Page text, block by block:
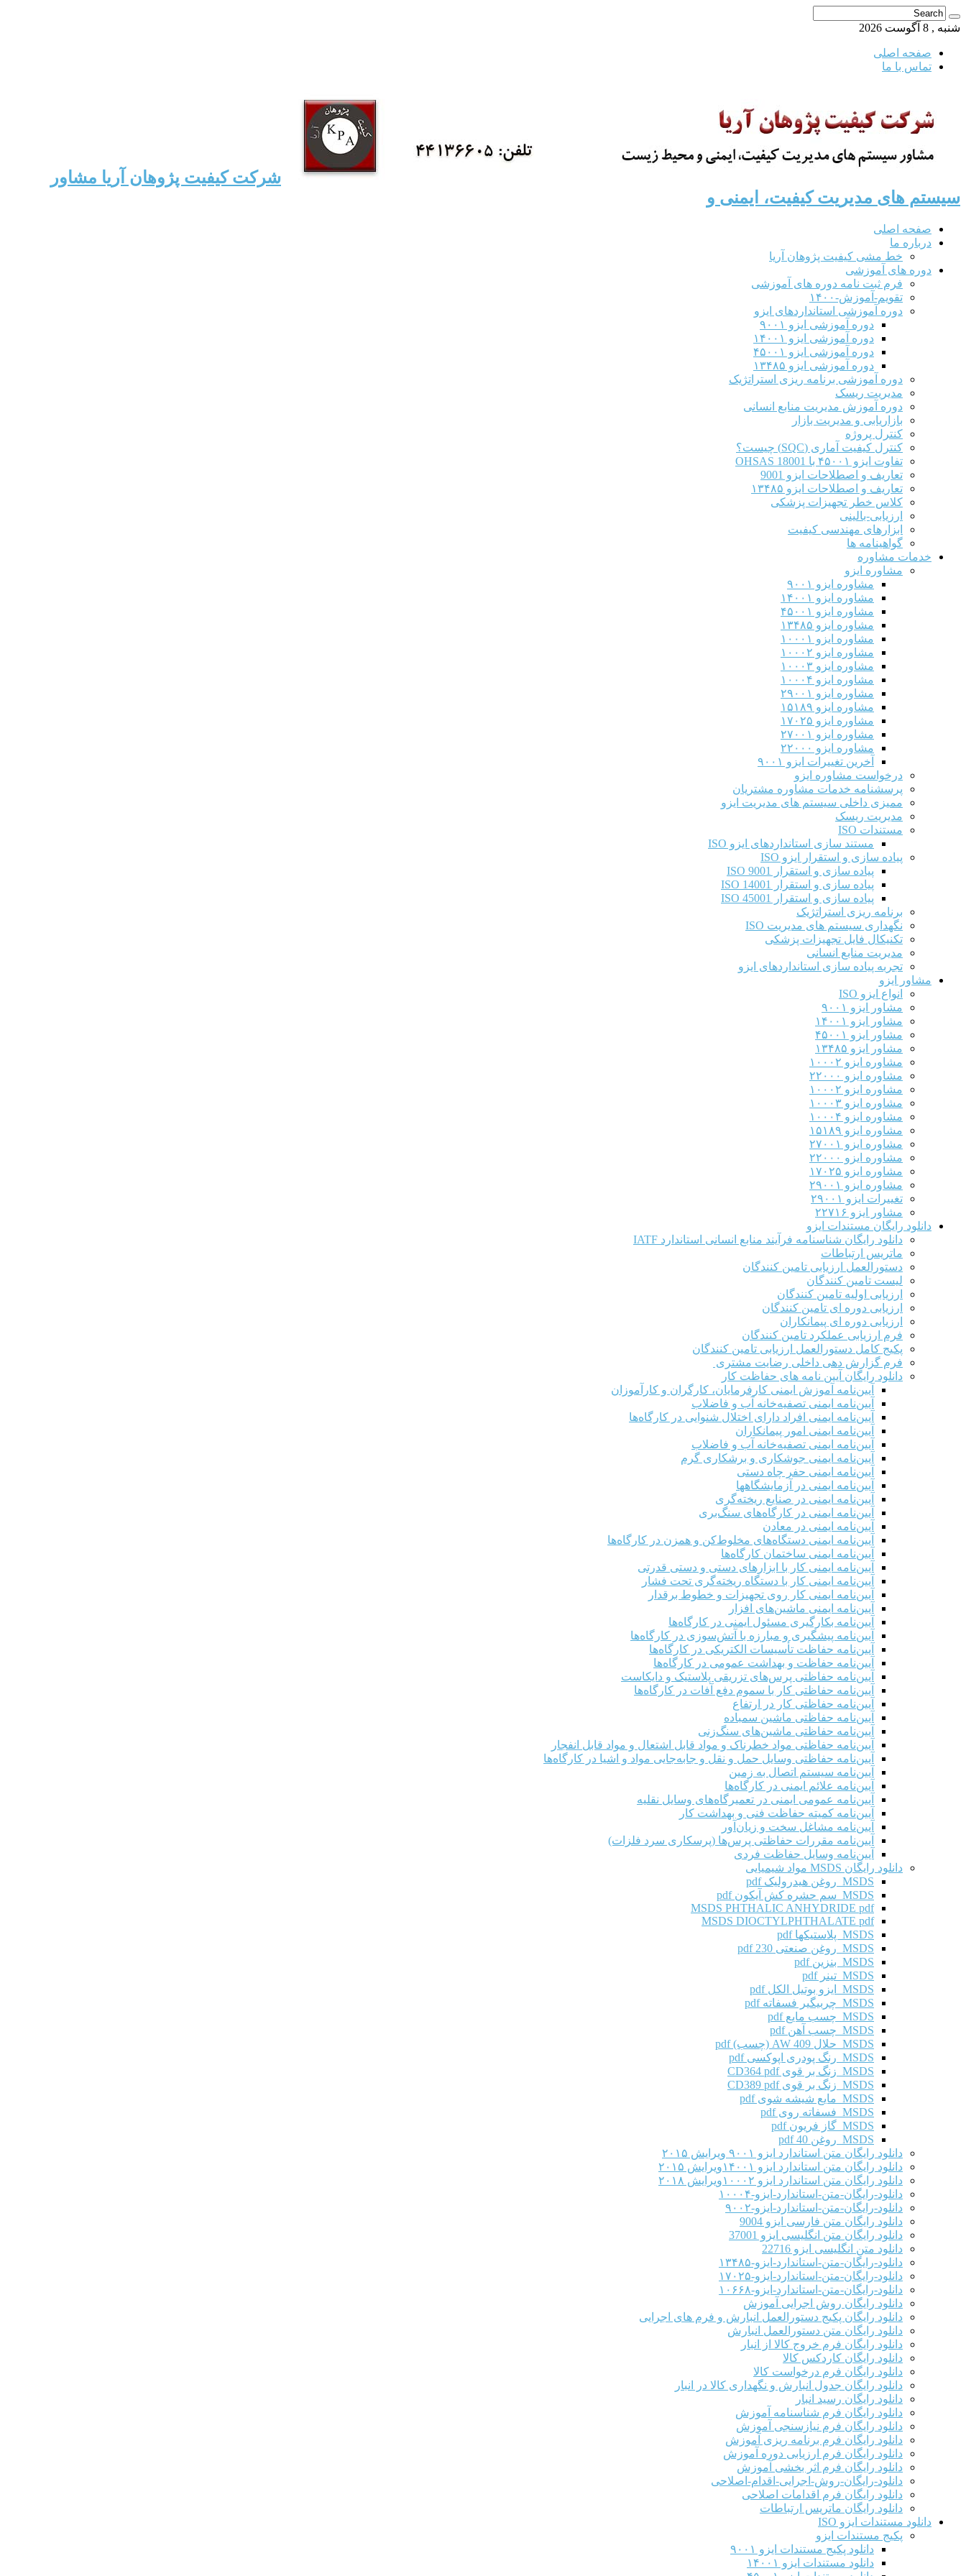
شنبه , 8 آگوست 2026
صفحه اصلی
تماس با ما
شرکت کیفیت پژوهان آریا مشاور
سیستم های مدیریت کیفیت، ایمنی و
صفحه اصلی
درباره ما
خط مشی کیفیت پژوهان آریا
دوره های آموزشی
فرم ثبت نامه دوره های آموزشی
تقویم-آموزش-۱۴۰۰
دوره آموزشی استانداردهای ایزو
دوره آموزشی ایزو ۹۰۰۱
دوره آموزشی ایزو ۱۴۰۰۱
دوره آموزشی ایزو ۴۵۰۰۱
دوره آموزشی ایزو ۱۳۴۸۵
دوره آموزشی برنامه ریزی استراتژیک
مدیریت ریسک
دوره آموزش مدیریت منابع انسانی
بازاریابی و مدیریت بازار
کنترل پروژه
کنترل کیفیت آماری (SQC) چیست؟
تفاوت ایزو ۴۵۰۰۱ با OHSAS 18001
تعاریف و اصطلاحات ایزو 9001
تعاریف و اصطلاحات ایزو ۱۳۴۸۵
کلاس خطر تجهیزات پزشکی
ارزیابی-بالینی
ابزارهای مهندسی کیفیت
گواهینامه ها
خدمات مشاوره
مشاوره ایزو
مشاوره ایزو ۹۰۰۱
مشاوره ایزو ۱۴۰۰۱
مشاوره ایزو ۴۵۰۰۱
مشاوره ایزو ۱۳۴۸۵
مشاوره ایزو ۱۰۰۰۱
مشاوره ایزو ۱۰۰۰۲
مشاوره ایزو ۱۰۰۰۳
مشاوره ایزو ۱۰۰۰۴
مشاوره ایزو ۲۹۰۰۱
مشاوره ایزو ۱۵۱۸۹
مشاوره ایزو ۱۷۰۲۵
مشاوره ایزو ۲۷۰۰۱
مشاوره ایزو ۲۲۰۰۰
آخرین تغییرات ایزو ۹۰۰۱
درخواست مشاوره ایزو
پرسشنامه خدمات مشاوره مشتریان
ممیزی داخلی سیستم های مدیریت ایزو
مدیریت ریسک
مستندات ISO
مستند سازی استانداردهای ایزو ISO
پیاده سازی و استقرار ایزو ISO
پیاده سازی و استقرار ISO 9001​
پیاده سازی و استقرار ISO 14001
پیاده سازی و استقرار ISO 45001
برنامه ریزی استراتژیک
نگهداری سیستم های مدیریت ISO
تکنیکال فایل تجهیزات پزشکی
مدیریت منابع انسانی
تجربه پیاده سازی استانداردهای ایزو
مشاور ایزو
انواع ایزو ISO
مشاور ایزو ۹۰۰۱
مشاور ایزو ۱۴۰۰۱
مشاور ایزو ۴۵۰۰۱
مشاور ایزو ۱۳۴۸۵
مشاوره ایزو ۱۰۰۰۲
مشاوره ایزو ۲۲۰۰۰
مشاوره ایزو ۱۰۰۰۲
مشاوره ایزو ۱۰۰۰۳
مشاوره ایزو ۱۰۰۰۴
مشاوره ایزو ۱۵۱۸۹
مشاوره ایزو ۲۷۰۰۱
مشاوره ایزو ۲۲۰۰۰
مشاوره ایزو ۱۷۰۲۵
مشاوره ایزو ۲۹۰۰۱
تغییرات ایزو ۲۹۰۰۱
مشاور ایزو ۲۲۷۱۶
دانلود رایگان مستندات ایزو
دانلود رایگان شناسنامه فرآیند منابع انسانی استاندارد IATF
ماتریس ارتباطات
دستورالعمل ارزیابی تامین کنندگان
لیست تامین کنندگان
ارزیابی اولیه تامین کنندگان
ارزیابی دوره ای تامین کنندگان
ارزیابی دوره ای پیمانکاران
فرم ارزيابی عملکرد تامین کنندگان
پکیج کامل دستورالعمل ارزیابی تامین کنندگان
فرم گزارش دهی داخلی رضایت مشتری
دانلود رایگان آیین نامه های حفاظت کار
آیین‌نامه آموزش ایمنی کارفرمایان، کارگران و کارآموزان
آیین‌نامه ایمنی تصفیه‌خانه آب و فاضلاب
آیین‌نامه ایمنی افراد دارای اختلال شنوایی در کارگاه‌ها
آیین‌نامه ایمنی امور پیمانکاران
آیین‌نامه ایمنی تصفیه‌خانه آب و فاضلاب
آیین‌نامه ایمنی جوشکاری و برشکاری گرم
آیین‌نامه ایمنی حفر چاه دستی
آیین‌نامه ایمنی در آزمایشگاهها
آیین‌نامه ایمنی در صنایع ریخته‌گری
آیین‌نامه ایمنی در کارگاه‌های سنگ‌بری
آیین‌نامه ایمنی در معادن
آیین‌نامه ایمنی دستگاه‌های مخلوط‌کن و همزن در کارگاه‌ها
آیین‌نامه ایمنی ساختمان کارگاه‌ها
آیین‌نامه ایمنی کار با ابزارهای دستی و دستی قدرتی
آیین‌نامه ایمنی کار با دستگاه ریخته‌گری تحت فشار
آیین‌نامه ایمنی کار روی تجهیزات و خطوط برقدار
آیین‌نامه ایمنی ماشین‌های افزار
آیین‌نامه بکارگیری مسئول ایمنی در کارگاه‌ها
آیین‌نامه پیشگیری و مبارزه با آتش‌سوزی در کارگاه‌ها
آیین‌نامه حفاظت تأسیسات الکتریکی در کارگاه‌ها
آیین‌نامه حفاظت و بهداشت عمومی در کارگاه‌ها
آیین‌نامه حفاظتی پرس‌های تزریقی پلاستیک و دایکاست
آیین‌نامه حفاظتی کار با سموم دفع آفات در کارگاه‌ها
آیین‌نامه حفاظتی کار در ارتفاع
آیین‌نامه حفاظتی ماشین سمباده
آیین‌نامه حفاظتی ماشین‌های سنگ‌زنی
آیین‌نامه حفاظتی مواد خطرناک و مواد قابل اشتعال و مواد قابل انفجار
آیین‌نامه حفاظتی وسایل حمل و نقل و جابه‌جایی مواد و اشیا در کارگاه‌ها
آیین‌نامه سیستم اتصال به زمین
آیین‌نامه علائم ایمنی در کارگاه‌ها
آیین‌نامه عمومی ایمنی در تعمیرگاه‌های وسایل نقلیه
آیین‌نامه کمیته حفاظت فنی و بهداشت کار
آیین‌نامه مشاغل سخت و زیان‌آور
آیین‌نامه مقررات حفاظتی پرس‌ها (پرسکاری سرد فلزات)
آیین‌نامه وسایل حفاظت فردی
دانلود رایگان MSDS مواد شیمیایی
MSDS روغن هیدرولیک pdf
MSDS سم حشره کش آیکون pdf
MSDS PHTHALIC ANHYDRIDE pdf
MSDS DIOCTYLPHTHALATE pdf
MSDS پلاستیکها pdf
MSDS روغن صنعتی 230 pdf
MSDS بنزین pdf
MSDS تینر pdf
MSDS ایزو بوتیل الکل pdf
MSDS چربیگیر فسفاته pdf
MSDS چسب مایع pdf
MSDS چسب آهن pdf
MSDS حلال AW 409 (چسب) pdf
MSDS رنگ پودری اپوکسی pdf
MSDS زنگ بر قوی CD364 pdf
MSDS زنگ بر قوی CD389 pdf
MSDS مایع شیشه شوی pdf
MSDS فسفاته روی pdf
MSDS گاز فریون pdf
MSDS روغن 40 pdf
دانلود رایگان متن استاندارد ایزو ۹۰۰۱ ویرایش ۲۰۱۵
دانلود رایگان متن استاندارد ایزو ۱۴۰۰۱ویرایش ۲۰۱۵
دانلود رایگان متن استاندارد ایزو ۱۰۰۰۲ویرایش ۲۰۱۸
دانلود-رایگان-متن-استاندارد-ایزو-۱۰۰۰۴
دانلود-رایگان-متن-استاندارد-ایزو-۹۰۰۲
دانلود رایگان متن فارسی ایزو 9004
دانلود رایگان متن انگلیسی ایزو 37001
دانلود متن انگلیسی ایزو 22716
دانلود-رایگان-متن-استاندارد-ایزو-۱۳۴۸۵
دانلود-رایگان-متن-استاندارد-ایزو-۱۷۰۲۵
دانلود-رایگان-متن-استاندارد-ایزو-۱۰۶۶۸
دانلود رایگان روش اجرایی آموزش
دانلود رایگان پکیج دستورالعمل انبارش و فرم های اجرایی
دانلود رایگان متن دستورالعمل انبارش
دانلود رایگان فرم خروج کالا از انبار
دانلود رایگان کاردکس کالا
دانلود رایگان فرم درخواست کالا
دانلود رایگان جدول انبارش و نگهداری کالا در انبار
دانلود رایگان رسید انبار
دانلود رایگان فرم شناسنامه آموزش
دانلود رایگان فرم نیازسنجی آموزش
دانلود رایگان فرم برنامه ریزی آموزش
دانلود رایگان فرم ارزیابی دوره آموزش
دانلود رایگان فرم اثر بخشی آموزش
دانلود-رایگان-روش-اجرایی-اقدام-اصلاحی
دانلود رایگان فرم اقدامات اصلاحی
دانلود رایگان ماتریس ارتباطات
دانلود مستندات ایزو ISO
پکیج مستندات ایزو
دانلود پکیج مستندات ایزو ۹۰۰۱
دانلود مستندات ایزو ۱۴۰۰۱